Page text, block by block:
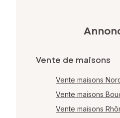
Vente de maisons
Vente maisons
Vente maisons
Vente maisons